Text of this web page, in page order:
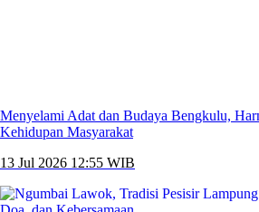
Menyelami Adat dan Budaya Bengkulu,
Kehidupan Masyarakat
13 Jul 2026 12:55 WIB